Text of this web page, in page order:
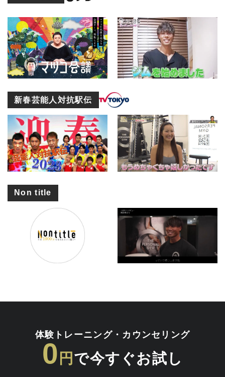
新春芸能人対抗駅伝
Non title
体験トレーニング・カウンセリング
0 円 で今すぐお試し